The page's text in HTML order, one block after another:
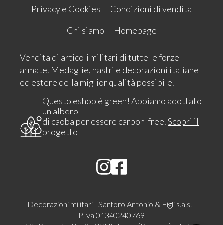
Privacy e Cookies
Condizioni di vendita
Chi siamo
Homepage
Vendita di articoli militari di tutte le forze
armate. Medaglie, nastri e decorazioni italiane
ed estere della miglior qualità possibile.
Questo eshop è green! Abbiamo adottato
un albero
di caoba per essere carbon-free.Scopri il
progetto
Decorazioni militari - Santoro Antonio & Figli s.a.s. -
P.Iva 01340240769